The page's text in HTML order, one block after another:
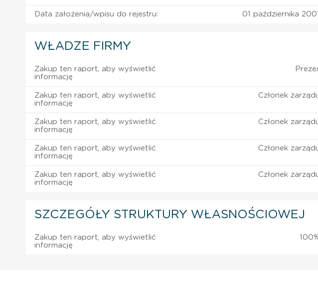
Data założenia/wpisu do rejestru: 01 października 2001
WŁADZE FIRMY
Zakup ten raport, aby wyświetlić
informację
Zakup ten raport, aby wyświetlić
informację
Członek
Zakup ten raport, aby wyświetlić
informację
Członek
Zakup ten raport, aby wyświetlić
informację
Członek
Zakup ten raport, aby wyświetlić
informację
Członek
SZCZEGÓŁY STRUKTURY WŁASNOŚCIOWEJ
Zakup ten raport, aby wyświetlić
informację